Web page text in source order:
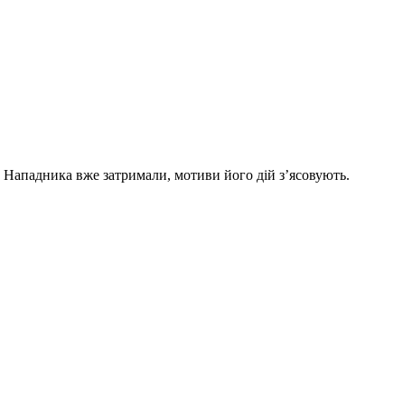
вже затримали, мотиви його дій з’ясовують.